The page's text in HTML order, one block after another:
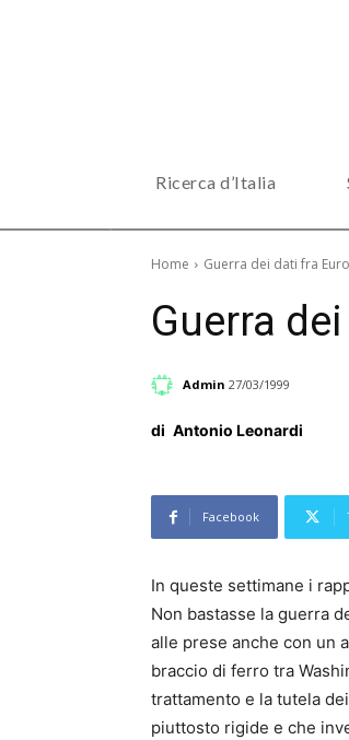
Ricerca d’Italia
Home Guerra dei dati fra
Guerra
Admin 27/03/1999
di Antonio Leonardi
Facebook
In queste settimane i
Non bastasse la guerra
alle prese anche con un
braccio di ferro tra
trattamento e la tutela
piuttosto rigide e che